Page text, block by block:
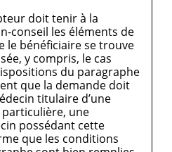
doit tenir à la
conseil les éléments de
le bénéficiaire se trouve
y compris, le cas
du paragraphe
que la demande doit
titulaire d’une
une
possédant cette
que les conditions